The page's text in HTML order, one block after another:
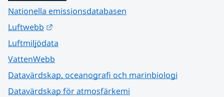
Nationella emissionsdatabasen
Luftwebb
Luftmiljödata
VattenWebb
Datavärdskap, oceanografi och marinbiologi
Datavärdskap för atmosfärkemi